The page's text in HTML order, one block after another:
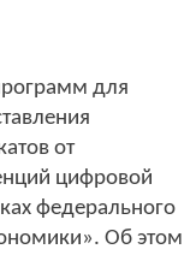
для
от
цифровой
федерального
Об этом